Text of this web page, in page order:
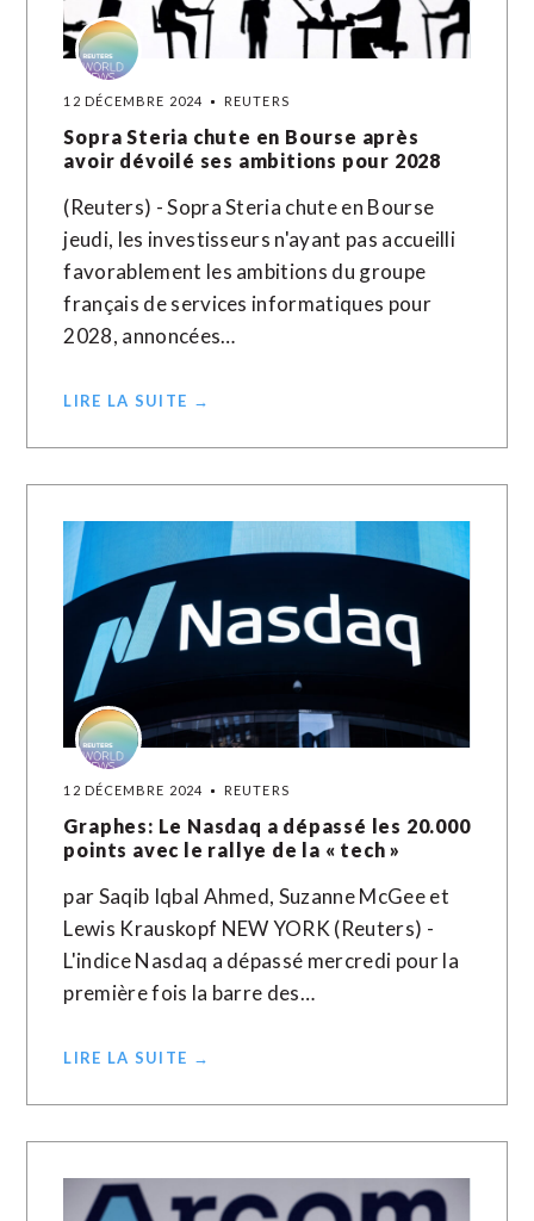
12 DÉCEMBRE 2024 REUTERS
Sopra Steria chute en Bourse après
avoir dévoilé ses ambitions pour 2028
(Reuters) - Sopra Steria chute en Bourse
jeudi, les investisseurs n'ayant pas accueilli
favorablement les ambitions du groupe
français de services informatiques pour
2028, annoncées…
LIRE LA SUITE →
12 DÉCEMBRE 2024 REUTERS
Graphes: Le Nasdaq a dépassé les 20.000
points avec le rallye de la « tech »
par Saqib Iqbal Ahmed, Suzanne McGee et
Lewis Krauskopf NEW YORK (Reuters) -
L'indice Nasdaq a dépassé mercredi pour la
première fois la barre des…
LIRE LA SUITE →